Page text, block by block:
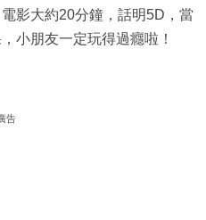
影大約20分鐘，話明5D，當
小朋友一定玩得過癮啦！
告